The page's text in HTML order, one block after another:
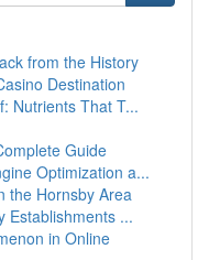
from the History
Destination
Nutrients That T...
Guide
Optimization a...
the Hornsby Area
Establishments ...
in Online